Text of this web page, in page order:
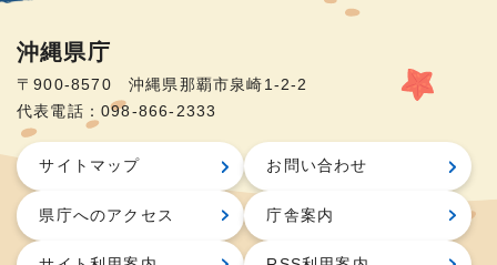
沖縄県庁
〒900-8570 沖縄県那覇市泉崎1-2-2
代表電話：098-866-2333
サイトマップ お問い合わせ
県庁へのアクセス 庁舎案内